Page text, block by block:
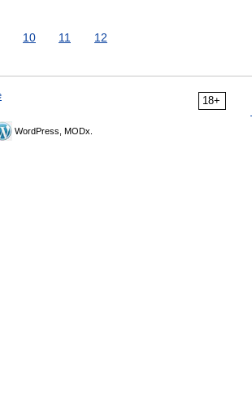
10 11 12
18+
WordPress, MODx.